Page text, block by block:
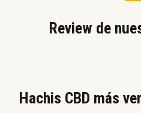
Review de
Hachis CBD más